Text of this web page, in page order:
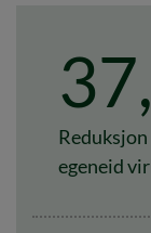
egeneid